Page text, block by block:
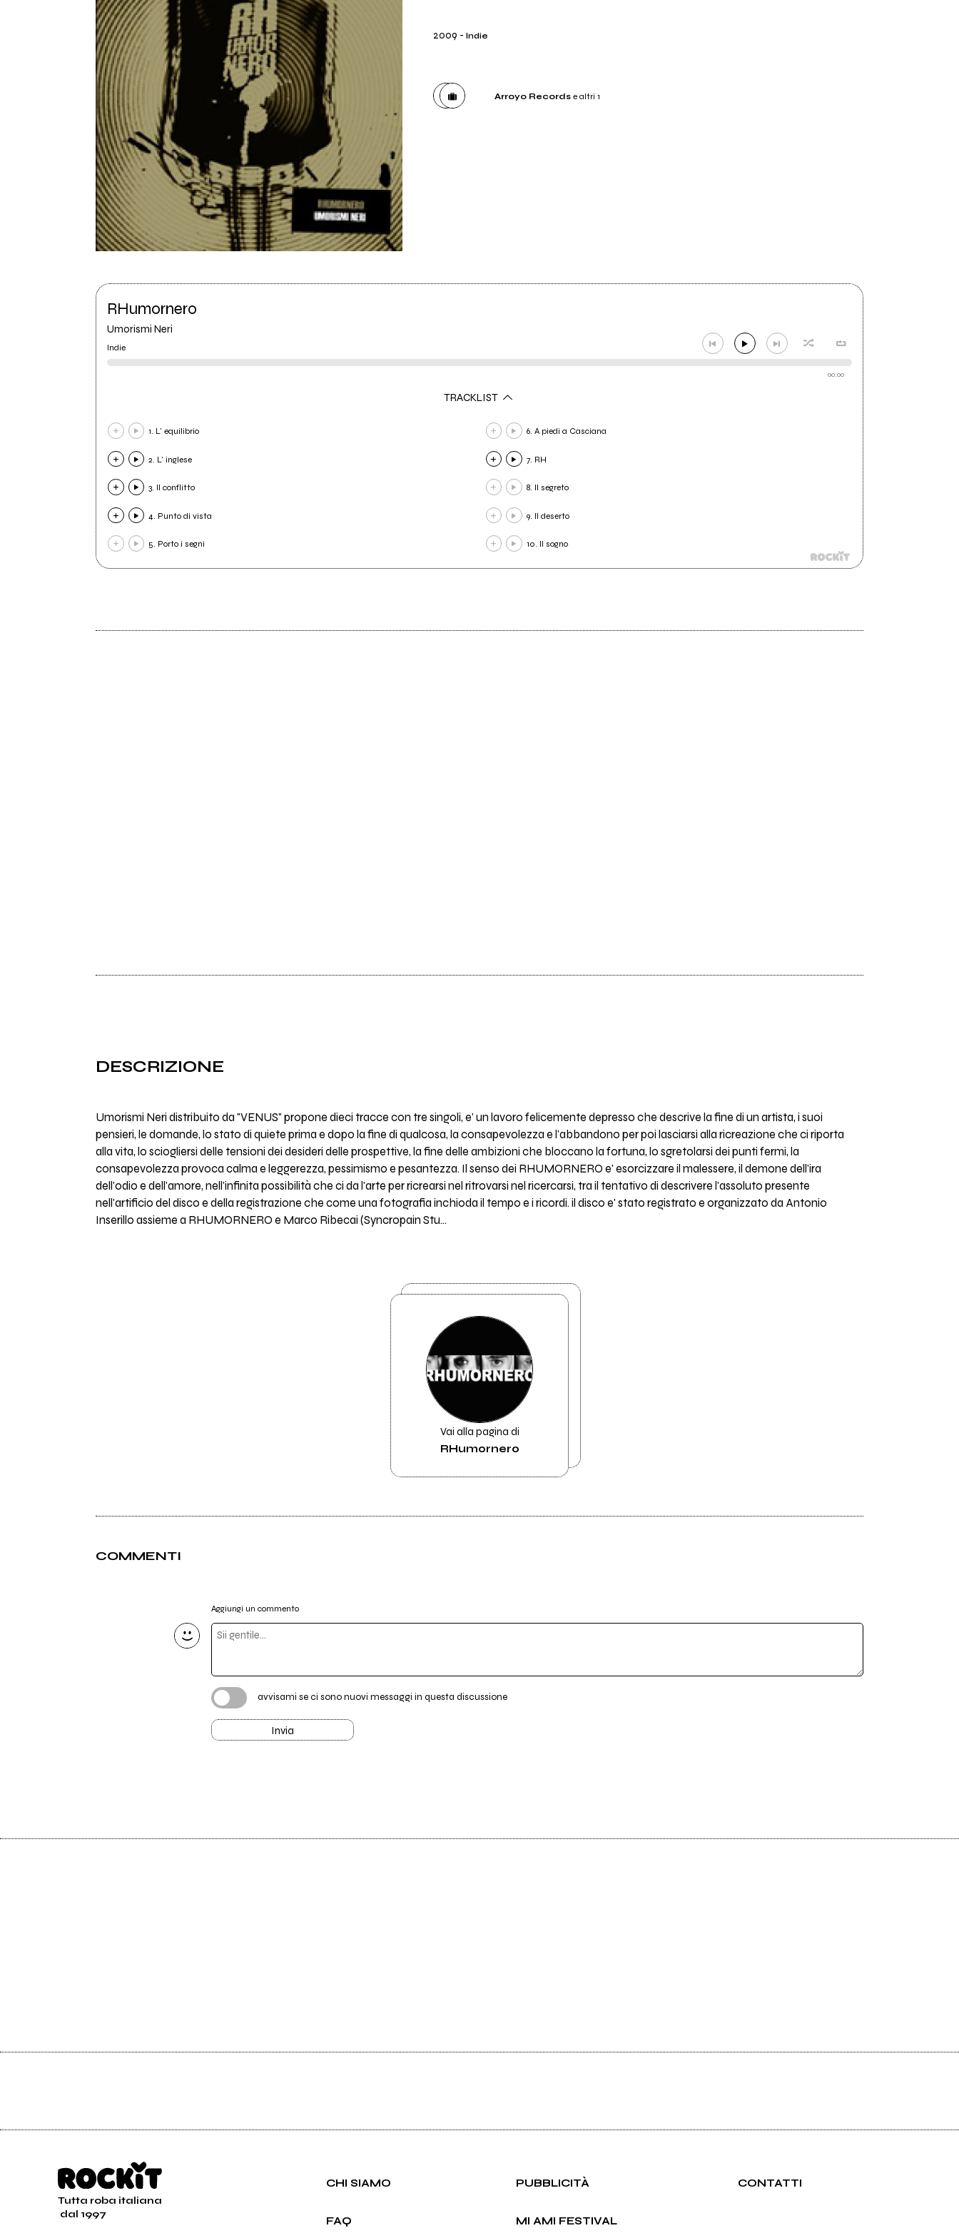
2009 -Indie
Arroyo Recordse altri 1
RHumornero
Umorismi Neri
Indie
00:00
TRACKLIST
1. L' equilibrio
2. L' inglese
3. Il conflitto
4. Punto di vista
5. Porto i segni
6. A piedi a Casciana
7. RH
8. Il segreto
9. Il deserto
10. Il sogno
DESCRIZIONE
Umorismi Neri distribuito da "VENUS" propone dieci tracce con tre singoli, e' un lavoro felicemente depresso che descrive la fine di un artista, i suoi
pensieri, le domande, lo stato di quiete prima e dopo la fine di qualcosa, la consapevolezza e l'abbandono per poi lasciarsi alla ricreazione che ci riporta
alla vita, lo sciogliersi delle tensioni dei desideri delle prospettive, la fine delle ambizioni che bloccano la fortuna, lo sgretolarsi dei punti fermi, la
consapevolezza provoca calma e leggerezza, pessimismo e pesantezza. Il senso dei RHUMORNERO e' esorcizzare il malessere, il demone dell'ira
dell'odio e dell'amore, nell'infinita possibilità che ci da l'arte per ricrearsi nel ritrovarsi nel ricercarsi, tra il tentativo di descrivere l'assoluto presente
nell'artificio del disco e della registrazione che come una fotografia inchioda il tempo e i ricordi. il disco e' stato registrato e organizzato da Antonio
Inserillo assieme a RHUMORNERO e Marco Ribecai (Syncropain Stu…
Vai alla pagina di
RHumornero
COMMENTI
Aggiungi un commento
avvisami se ci sono nuovi messaggi in questa discussione
Invia
Tutta roba italiana
dal 1997
CHI SIAMO PUBBLICITÀ CONTATTI
FAQ MI AMI FESTIVAL